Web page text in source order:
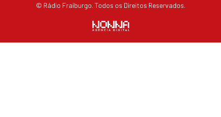
© Rádio Fraiburgo. Todos os Direitos Reservados.